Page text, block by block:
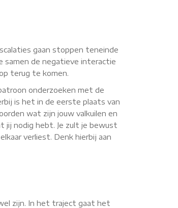
gaan stoppen teneinde
samen de negatieve interactie
terug te komen.
onderzoeken met de
is het in de eerste plaats van
wat zijn jouw valkuilen en
jij nodig hebt. Je zult je bewust
verliest. Denk hierbij aan
zijn. In het traject gaat het